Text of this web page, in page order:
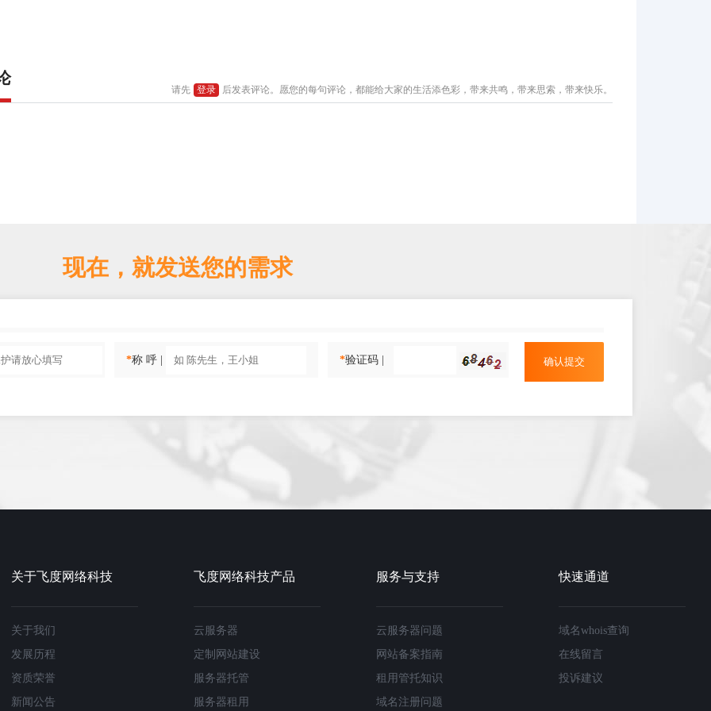
请先 登录 后发表评论。愿您的每句评论，都能给大家的生活添色彩，带来共鸣，带来思索，带来快乐。
现在，就发送您的需求
*称 呼 | *验证码 |
关于飞度网络科技
关于我们
发展历程
资质荣誉
新闻公告
飞度网络科技产品
云服务器
定制网站建设
服务器托管
服务器租用
服务与支持
云服务器问题
网站备案指南
租用管托知识
域名注册问题
快速通道
域名whois查询
在线留言
投诉建议